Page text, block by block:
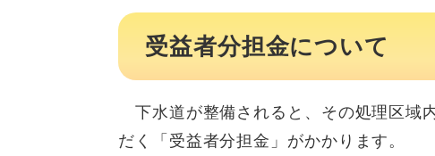
受益者分担金について
下水道が整備されると、その処理区域
だく「受益者分担金」がかかります。